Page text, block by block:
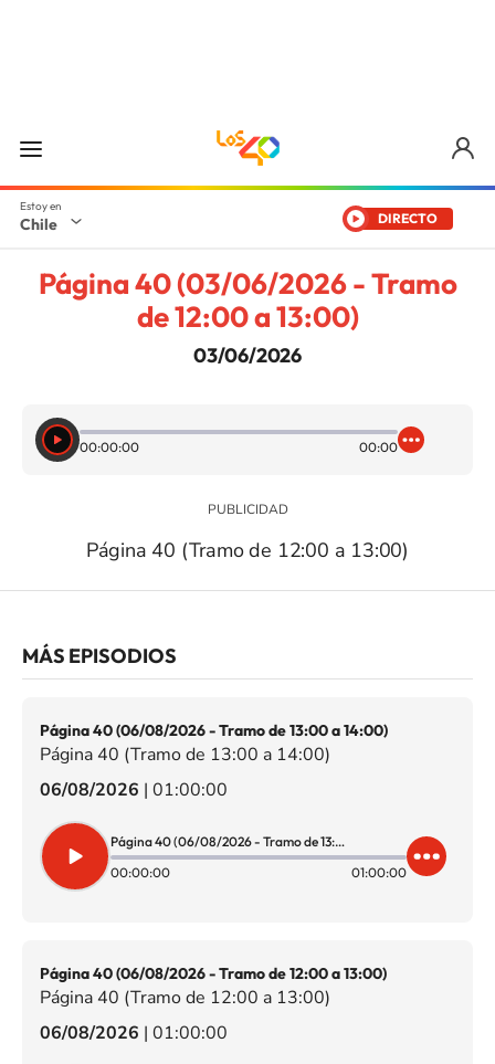
Chile DIRECTO
Página 40 (03/06/2026 - Tramo
de 12:00 a 13:00)
03/06/2026
00:00:00 00:00
Página 40 (Tramo de 12:00 a 13:00)
MÁS EPISODIOS
Página 40 (06/08/2026 - Tramo de 13:00 a 14:00)
Página 40 (Tramo de 13:00 a 14:00)
06/08/2026 | 01:00:00
Página 40 (06/08/2026 - Tramo de 13:00 a 14:00)
00:00:00
01:00:00
Página 40 (06/08/2026 - Tramo de 12:00 a 13:00)
Página 40 (Tramo de 12:00 a 13:00)
06/08/2026 | 01:00:00